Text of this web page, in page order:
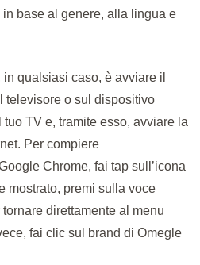
base al genere, alla lingua e
qualsiasi caso, è avviare il
televisore o sul dispositivo
TV e, tramite esso, avviare la
Per compiere
Chrome, fai tap sull’icona
mostrato, premi sulla voce
direttamente al menu
fai clic sul brand di Omegle